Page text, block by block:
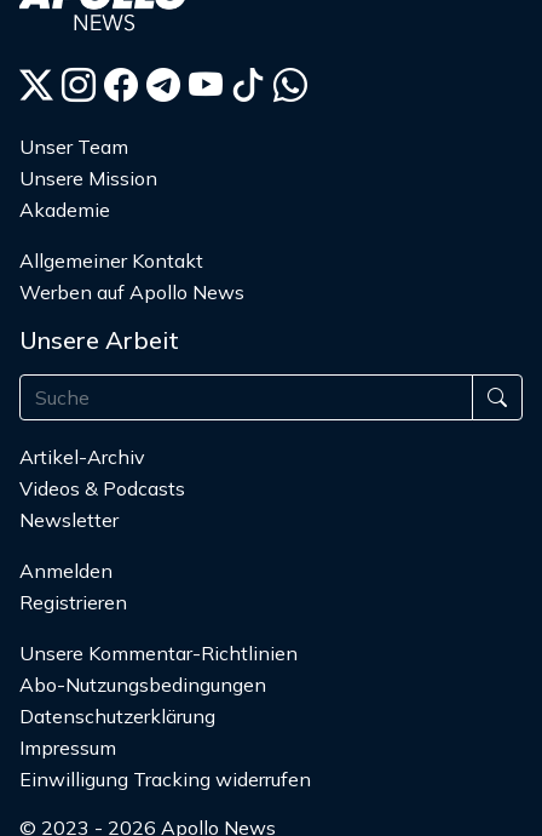
Unser Team
Unsere Mission
Akademie
Allgemeiner Kontakt
Werben auf Apollo News
Unsere Arbeit
Artikel-Archiv
Videos & Podcasts
Newsletter
Anmelden
Registrieren
Unsere Kommentar-Richtlinien
Abo-Nutzungsbedingungen
Datenschutzerklärung
Impressum
Einwilligung Tracking widerrufen
© 2023 - 2026 Apollo News